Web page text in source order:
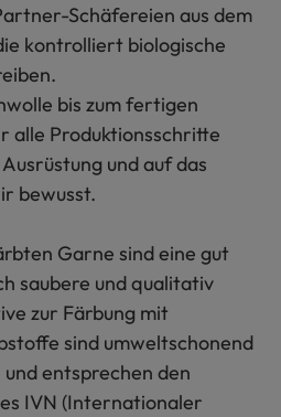
Schäfereien aus dem
kontrolliert biologische
bis zum fertigen
alle Produktionsschritte
und auf das
bewusst.
Garne sind eine gut
saubere und qualitativ
zur Färbung mit
sind umweltschonend
entsprechen den
IVN (Internationaler